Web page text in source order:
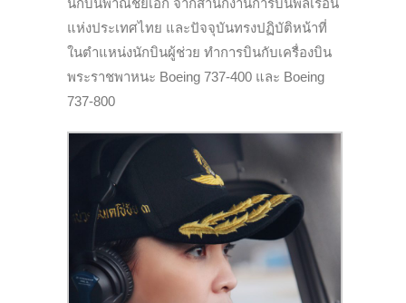
นักบินพาณิชย์เอก จากสำนักงานการบินพลเรือน
แห่งประเทศไทย และปัจจุบันทรงปฏิบัติหน้าที่
ในตำแหน่งนักบินผู้ช่วย ทำการบินกับเครื่องบิน
พระราชพาหนะ Boeing 737-400 และ Boeing
737-800